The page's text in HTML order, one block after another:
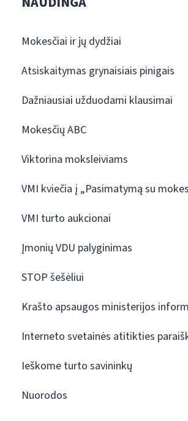
Mokesčiai ir jų dydžiai
Atsiskaitymas grynaisiais pinigais
Dažniausiai užduodami klausimai
Mokesčių ABC
Viktorina moksleiviams
VMI kviečia į „Pasimatymą su
VMI turto aukcionai
Įmonių VDU palyginimas
STOP šešėliui
Krašto apsaugos ministerijos
Interneto svetainės atitikties
Ieškome turto savininkų
Nuorodos